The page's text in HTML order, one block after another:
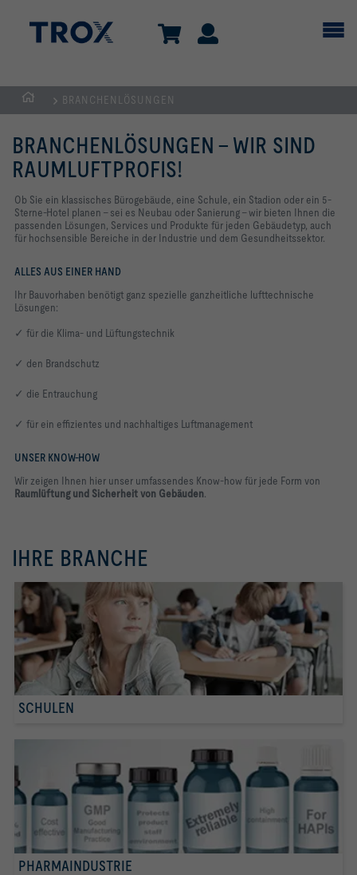
Home
BRANCHENLÖSUNGEN
BRANCHENLÖSUNGEN – WIR SIND
RAUMLUFTPROFIS!
Ob Sie ein klassisches Bürogebäude, eine Schule, ein Stadion oder ein 5-
Sterne-Hotel planen – sei es Neubau oder Sanierung – wir bieten Ihnen die
passenden Lösungen, Services und Produkte für jeden Gebäudetyp, auch
für hochsensible Bereiche in der Industrie und dem Gesundheitssektor.
ALLES AUS EINER HAND
Ihr Bauvorhaben benötigt ganz spezielle ganzheitliche lufttechnische
Lösungen:
✓ für die Klima- und Lüftungstechnik
✓ den Brandschutz
✓ die Entrauchung
✓ für ein effizientes und nachhaltiges Luftmanagement
UNSER KNOW-HOW
Wir zeigen Ihnen hier unser umfassendes Know-how für jede Form von
Raumlüftung und Sicherheit von Gebäuden.
IHRE BRANCHE
SCHULEN
PHARMAINDUSTRIE